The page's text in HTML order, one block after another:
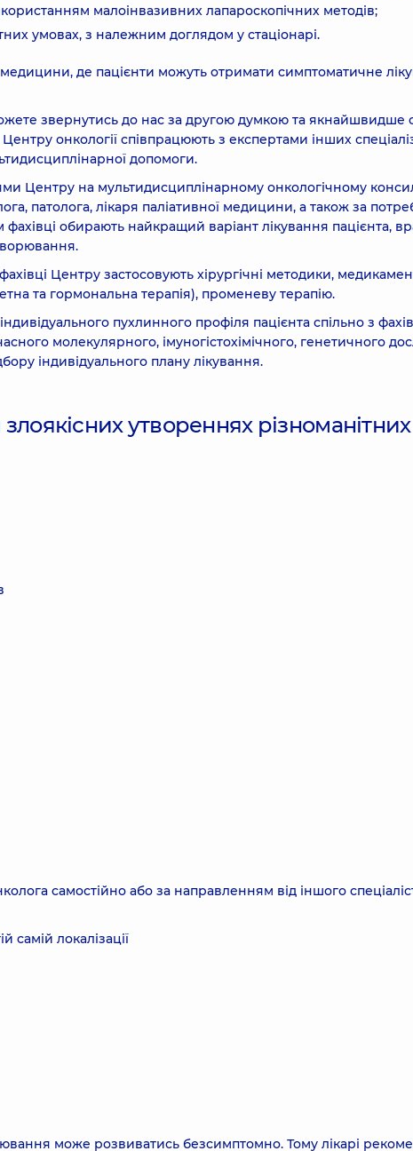
малоінвазивних лапароскопічних методів;
умовах, з належним доглядом у стаціонарі.
медицини, де пацієнти можуть отримати симптоматичне
звернутись до нас за другою думкою та якнайшвидше
Центру онкології співпрацюють з експертами інших
допомоги.
Центру на мультидисциплінарному онкологічному
патолога, лікаря паліативної медицини, а також за
обирають найкращий варіант лікування пацієнта,
Центру застосовують хірургічні методики,
та гормональна терапія), променеву терапію.
пухлинного профіля пацієнта спільно з
молекулярного, імуногістохімічного, генетичного
індивідуального плану лікування.
утвореннях різноманітних
самостійно або за направленням від іншого
самій локалізації
може розвиватись безсимптомно. Тому лікарі